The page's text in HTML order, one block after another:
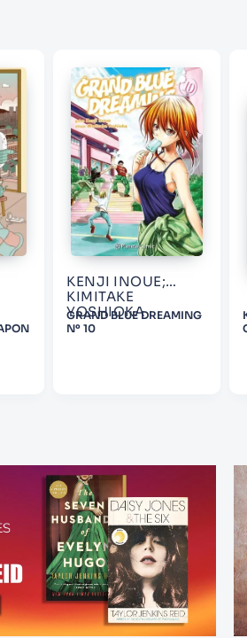
KENJI INOUE;
KIMITAKE
YOSHIOKA
GRAND BLUE DREAMING
Nº 10